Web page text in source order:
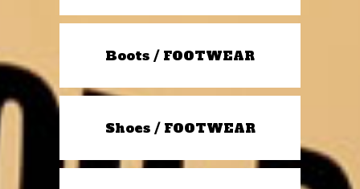
Boots / FOOTWEAR
Shoes / FOOTWEAR